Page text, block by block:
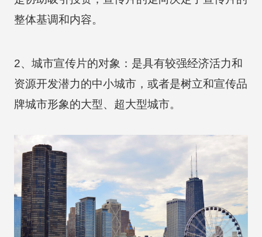
整体基调和内容。
2、城市宣传片的对象：是具有较强经济活力和
资源开发潜力的中小城市，或者是树立和宣传品
牌城市形象的大型、超大型城市。